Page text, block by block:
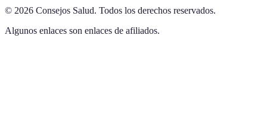
© 2026 Consejos Salud. Todos los derechos reservados.
Algunos enlaces son enlaces de afiliados.